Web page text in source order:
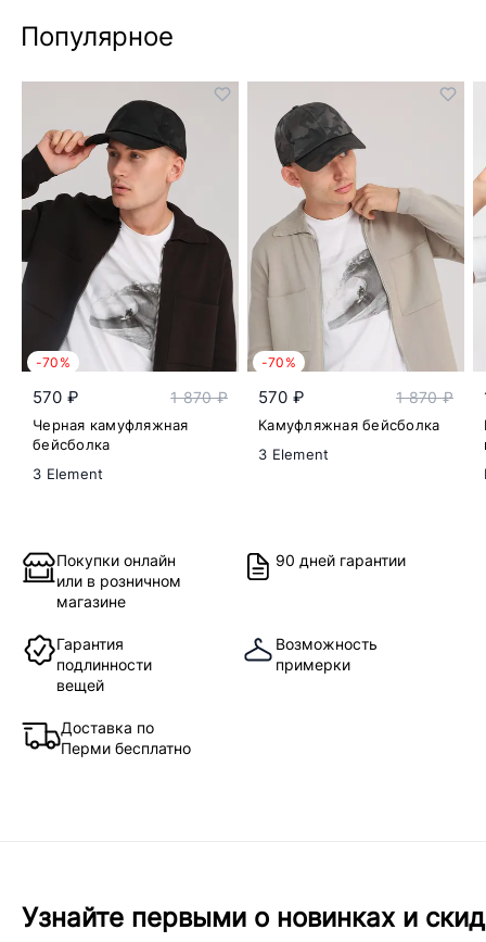
Популярное
-70%
570 ₽ 1 870 ₽
Черная камуфляжная
бейсболка
3 Element
-70%
570 ₽ 1 870 ₽
Камуфляжная бейсболка
3 Element
Покупки онлайн
или в розничном
магазине
90 дней гарантии
Гарантия
подлинности
вещей
Возможность
примерки
Доставка по
Перми бесплатно
Узнайте первыми о новинках и